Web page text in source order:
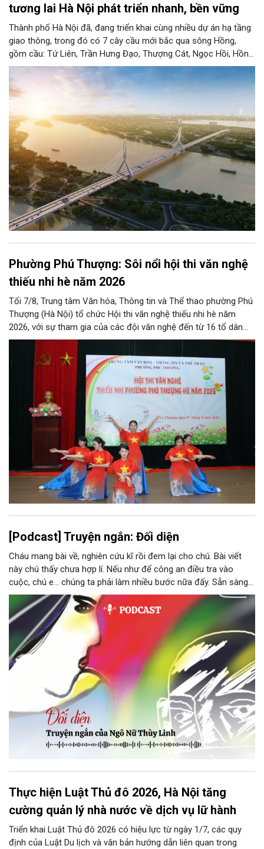
tương lai Hà Nội phát triển nhanh, bền vững
Thành phố Hà Nội đã, đang triển khai cùng nhiều dự án hạ tầng
giao thông, trong đó có 7 cây cầu mới bắc qua sông Hồng,
gồm cầu: Tứ Liên, Trần Hưng Đạo, Thượng Cát, Ngọc Hồi, Hồng
Hà, Mễ Sở và Vân Phúc. 7 cây cầu này vừa giải bài toán hạ tầng
giao thông Thủ đô, vừa thể hiện tầm nhìn chiến lược và cuộc
cách mạng không gian để định hình tương lai phát triển bền
vững Thủ đô trong kỷ nguyên mới.
Phường Phú Thượng: Sôi nổi hội thi văn nghệ
thiếu nhi hè năm 2026
Tối 7/8, Trung tâm Văn hóa, Thông tin và Thể thao phường Phú
Thượng (Hà Nội) tổ chức Hội thi văn nghệ thiếu nhi hè năm
2026, với sự tham gia của các đội văn nghệ đến từ 16 tổ dân
phố trên địa bàn.
[Podcast] Truyện ngắn: Đối diện
Cháu mang bài về, nghiên cứu kĩ rồi đem lại cho chú. Bài viết
này chú thấy chưa hợp lí. Nếu như để công an điều tra vào
cuộc, chú e… chúng ta phải làm nhiều bước nữa đấy. Sẵn sàng
thì tiếp tục nhé! Chú Minh cầm tập bài viết đưa lại cho Thy. Cô
ngại ngùng đỡ lấy. Đây là lần thứ ba, loạt bài phóng sự của mình
bị Tổng biên tập kêu lên để trả lại...
Thực hiện Luật Thủ đô 2026, Hà Nội tăng
cường quản lý nhà nước về dịch vụ lữ hành
Triển khai Luật Thủ đô 2026 có hiệu lực từ ngày 1/7, các quy
định của Luật Du lịch và văn bản hướng dẫn liên quan trong